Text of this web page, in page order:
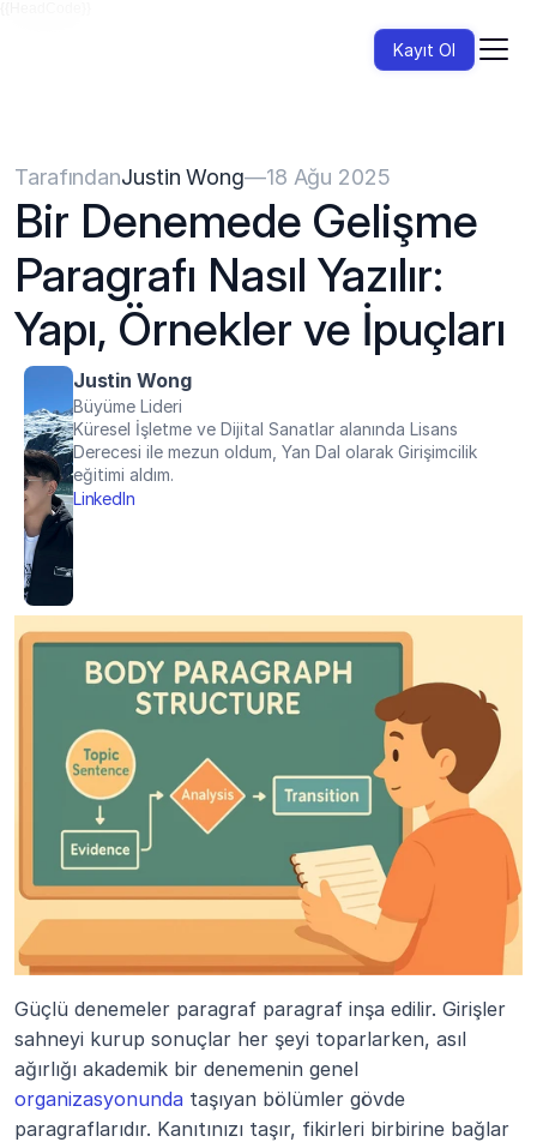
Kayıt Ol
TarafındanJustin Wong—18 Ağu 2025
Bir Denemede Gelişme
Paragrafı Nasıl Yazılır:
Yapı, Örnekler ve İpuçları
Justin Wong
Büyüme Lideri
Küresel İşletme ve Dijital Sanatlar alanında Lisans
Derecesi ile mezun oldum, Yan Dal olarak Girişimcilik
eğitimi aldım.
LinkedIn
Güçlü denemeler paragraf paragraf inşa edilir. Girişler
sahneyi kurup sonuçlar her şeyi toparlarken, asıl
organizasyonunda taşıyan bölümler gövde
paragraflarıdır. Kanıtınızı taşır, fikirleri birbirine bağlar